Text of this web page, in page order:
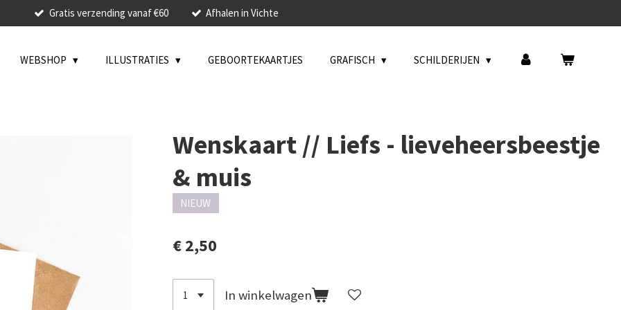
Gratis verzending vanaf €60 Afhalen in Vichte
WEBSHOP ILLUSTRATIES GEBOORTEKAARTJES GRAFISCH SCHILDERIJEN
Wenskaart // Liefs - lieveheersbeestje
& muis
NIEUW
€ 2,50
In winkelwagen